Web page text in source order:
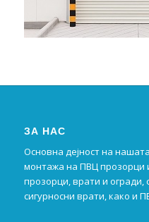
ЗА НАС
Основна дејност на
монтажа на ПВЦ прозорци
прозорци, врати и огради,
сигурносни врати, како и